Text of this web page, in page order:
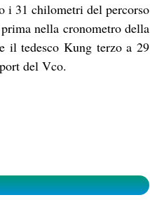
i 31 chilometri del percorso
nella cronometro della
il tedesco Kung terzo a 29
del Vco.